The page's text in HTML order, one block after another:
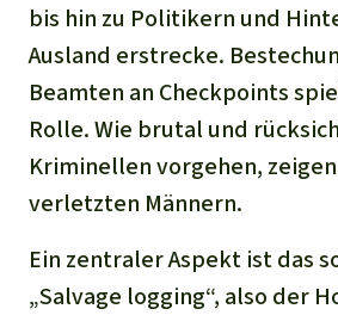
Staudämme
Straßen
bis hin zu Politikern und
Ausland erstrecke.
Beamten an Checkpoints
Rolle. Wie brutal und
Kriminellen vorgehen,
verletzten Männern.
Ein zentraler Aspekt ist das
„Salvage logging“, also der